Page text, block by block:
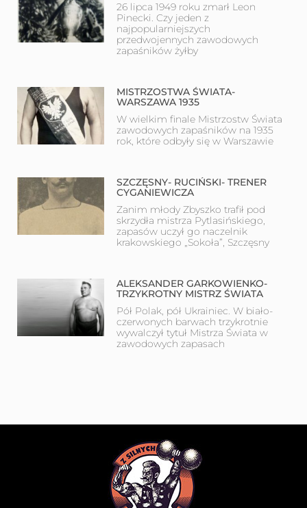
26 lipca 1949 roku zmarł Leon
Pinecki. Czy jeden z
najpopularniejszych
przedwojennych zawodowych
zapaśników żyłby
MISTRZOSTWA ŚWIATA-
WARSZAWA 1935
W wielkim finale Mistrzostw Świata
zawodowych zapaśników na 1935
rok, które odbyły się w Warszawie
SZCZĘSNY- RUCIŃSKI- TRENER
CYGANIEWICZA
Zanim młody Zbyszko trafił pod
skrzydła mistrza Pytlasińskiego,
zapasów uczył go naczelnik
krakowskiego „Sokoła”, Szczęsny
ALEKSANDER GARKOWIENKO-
TRZYKROTNY MISTRZ ŚWIATA
Pół Polak, pół Ukrainiec. W biało-
czerwonych barwach trzykrotnie
wywalczył tytuł Mistrza Świata w
zawodowych zapasach